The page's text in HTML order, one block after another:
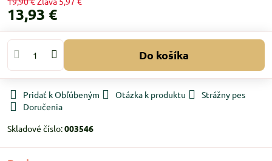
13,93 €
Do košíka
Pridať k Obľúbeným Otázka k produktu
Strážny pes
Doručenia
Skladové číslo:003546